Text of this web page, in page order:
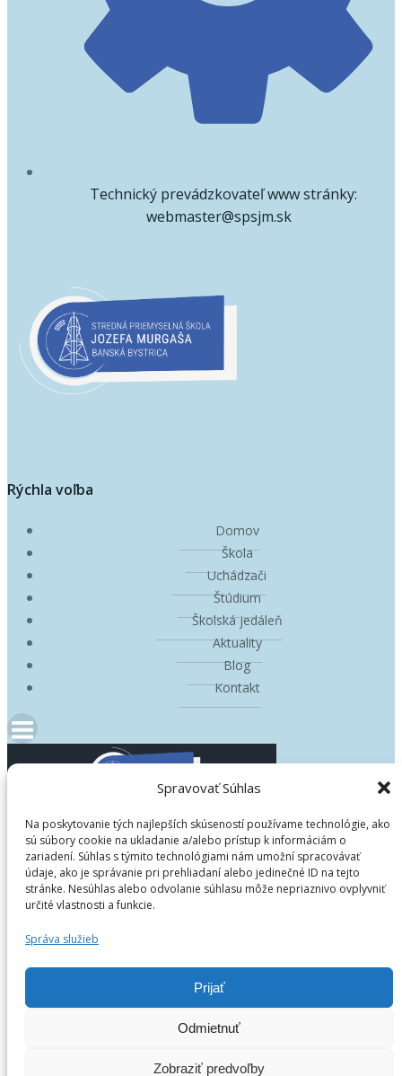
Spravovať Súhlas
Na poskytovanie tých najlepších skúseností používame technológie, ako
sú súbory cookie na ukladanie a/alebo prístup k informáciám o
zariadení. Súhlas s týmito technológiami nám umožní spracovávať
údaje, ako je správanie pri prehliadaní alebo jedinečné ID na tejto
stránke. Nesúhlas alebo odvolanie súhlasu môže nepriaznivo ovplyvniť
určité vlastnosti a funkcie.
Správa služieb
Prijať
Odmietnuť
Zobraziť predvoľby
Technický prevádzkovateľ www stránky:
webmaster@spsjm.sk
Rýchla voľba
Domov
Škola
Uchádzači
Štúdium
Školská jedáleň
Aktuality
Blog
Kontakt
Domov
Škola
Uchádzači
Štúdium
Blog
Kontakt